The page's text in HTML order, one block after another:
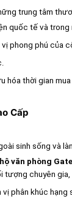
trung tâm
quốc tế và
phong phú của
thời gian
Cấp
sinh sống và
văn phòng
chuyên
phân khúc hạng